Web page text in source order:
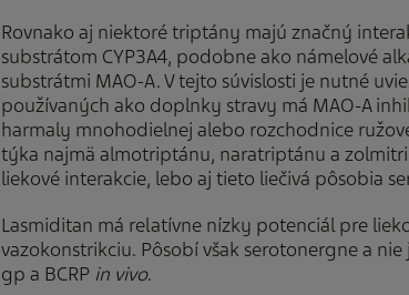
Rovnako aj niektoré triptány majú značný
substrátom CYP3A4, podobne ako námelové
substrátmi MAO-A. V tejto súvislosti je nutné
používaných ako doplnky stravy má MAO-A
harmaly mnohodielnej alebo rozchodnice
týka najmä almotriptánu, naratriptánu a
liekové interakcie, lebo aj tieto liečivá pôsobia
Lasmiditan má relatívne nízky potenciál pre
vazokonstrikciu. Pôsobí však serotonergne a
gp a BCRP in vivo.